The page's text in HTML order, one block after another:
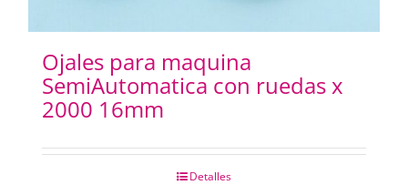
Ojales para maquina
SemiAutomatica con ruedas x
2000 16mm
Detalles